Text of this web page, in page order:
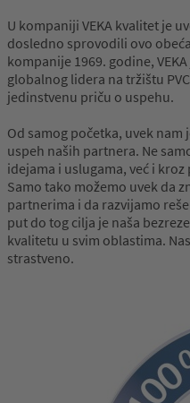
U kompaniji VEKA kvalitet je
dosledno sprovodili ovo
kompanije 1969. godine,
globalnog lidera na tržištu
jedinstvenu priču o uspehu.
Od samog početka, uvek nam
uspeh naših partnera. Ne
idejama i uslugama, već i
Samo tako možemo uvek da
partnerima i da razvijamo
put do tog cilja je naša
kvalitetu u svim oblastima.
strastveno.